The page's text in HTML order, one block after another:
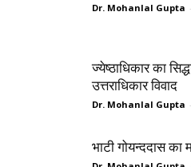
Dr. Mohanlal Gupta -
ज्येष्ठाधिकार का
उत्तराधिकार विवाद
Dr. Mohanlal Gupta -
भाटी गोयन्ददास का